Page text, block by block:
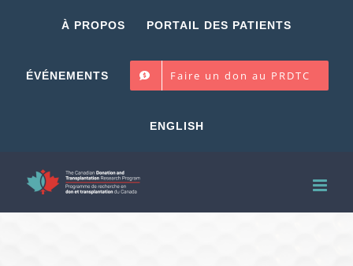
À PROPOS PORTAIL DES PATIENTS
ÉVÉNEMENTS Faire un don au PRDTC
ENGLISH